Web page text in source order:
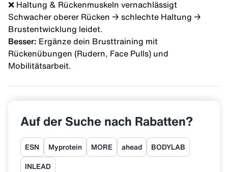
❌ Haltung & Rückenmuskeln vernachlässigt
Schwacher oberer Rücken → schlechte Haltung →
Brustentwicklung leidet.
Besser: Ergänze dein Brusttraining mit
Rückenübungen (Rudern, Face Pulls) und
Mobilitätsarbeit.
Auf der Suche nach Rabatten?
ESN Myprotein MORE ahead BODYLAB
INLEAD